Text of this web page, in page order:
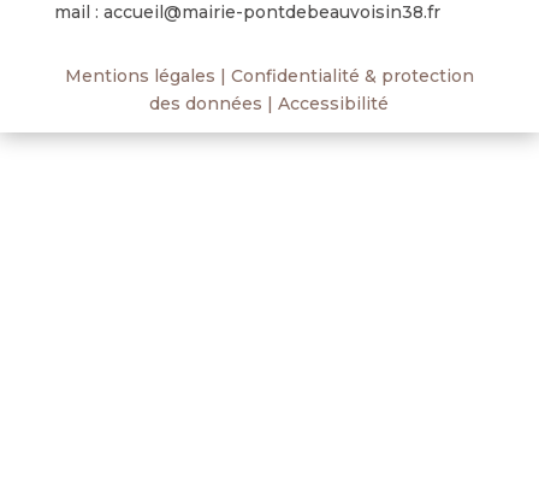
mail : accueil@mairie-pontdebeauvoisin38.fr
Mentions légales | Confidentialité & protection
des données |Accessibilité